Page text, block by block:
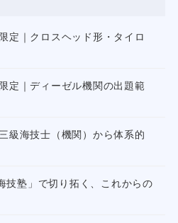
定｜クロスヘッド形・タイロ
定｜ディーゼル機関の出題範
級海技士（機関）から体系的
技塾」で切り拓く、これからの